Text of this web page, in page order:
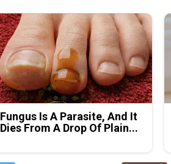
Fungus Is A Parasite, And It
Dies From A Drop Of Plain...